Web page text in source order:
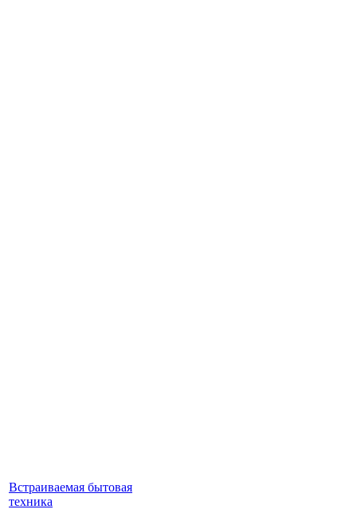
Встраиваемая бытовая
техника